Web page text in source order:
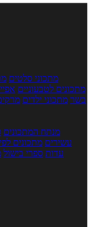
מתכוני סלטים
מתכונים לטבעוניים
בשר מתכוני ילדים
מנתח המתכונים
עשירים מתכונים
עדות ספרי בישול